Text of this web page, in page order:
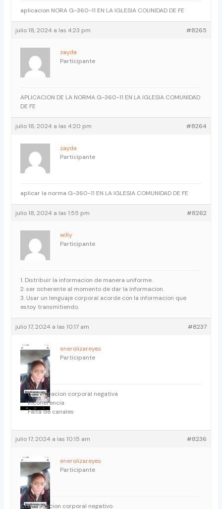
aplicacion NORA G-360-11 EN LA IGLESIA COUNIDAD DE FE
julio 18, 2024 a las 4:23 pm #8265
zayda
Participante
APLICACION DE LA NORMA G-360-11 EN LA IGLESIA COMUNIDAD
DE FE
julio 18, 2024 a las 4:20 pm #8264
zayda
Participante
aplicar la norma G-360-11 EN LA IGLESIA COMUNIDAD DE FE
julio 18, 2024 a las 1:55 pm #8262
willy
Participante
1. Distribuir la informacion de manera uniforme.
2. ser ocherente al momento de dar la informacion.
3. Usar un lenguaje corporal acorde con la informacion que
estoy transmitiendo.
julio 17, 2024 a las 10:17 am #8237
enerolizareyes
Participante
Cominicacion corporal negativa
Incoherencia
Falta de canales
julio 17, 2024 a las 10:15 am #8236
enerolizareyes
Participante
Comonicacion corporal negativo